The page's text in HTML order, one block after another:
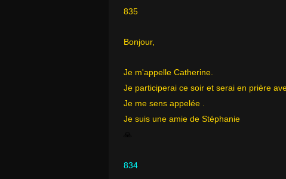
835
Bonjour,
Je m'appelle Catherine.
Je participerai ce soir et serai en prière
Je me sens appelée .
Je suis une amie de Stéphanie
834